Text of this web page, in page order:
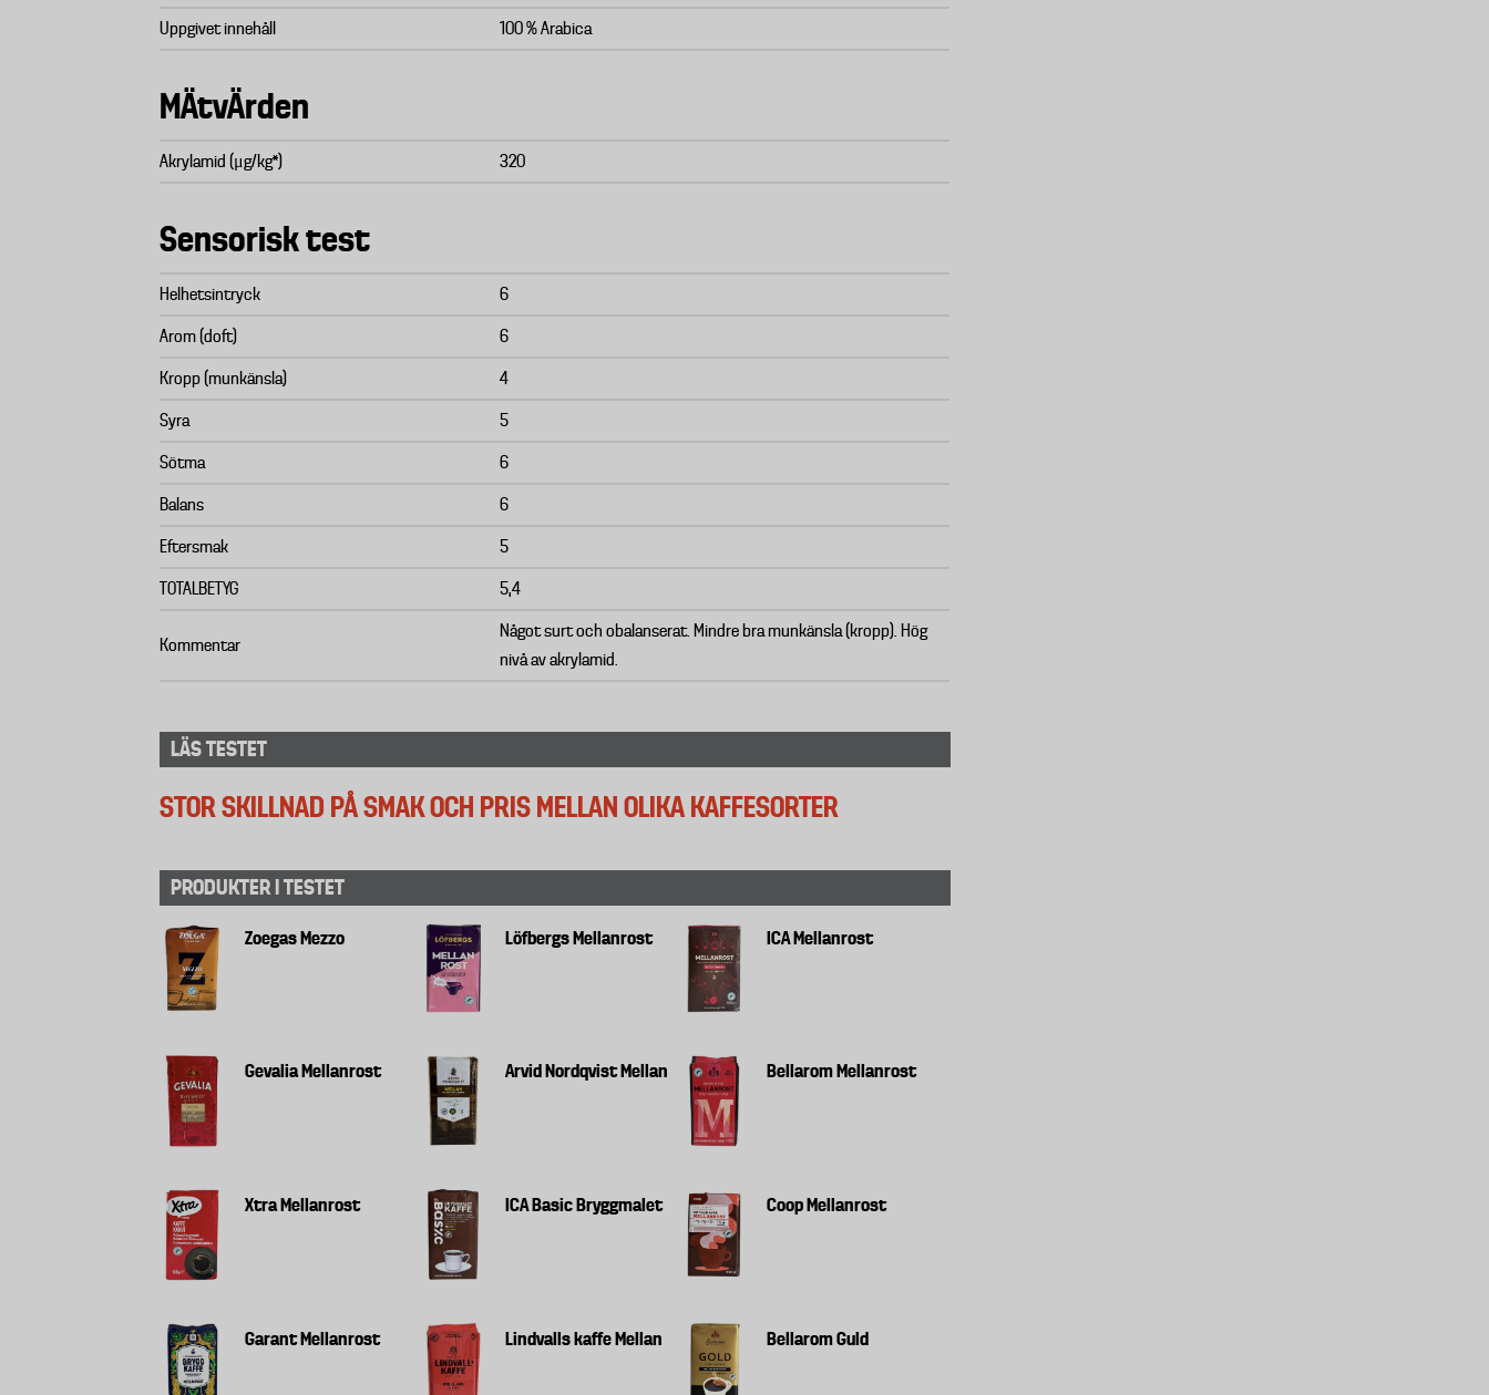
Uppgivet innehåll 100 % Arabica
MÄtvÄrden
Akrylamid (μg/kg*) 320
Sensorisk test
Helhetsintryck 6
Arom (doft) 6
Kropp (munkänsla) 4
Syra 5
Sötma 6
Balans 6
Eftersmak 5
TOTALBETYG 5,4
Kommentar
Något surt och obalanserat. Mindre bra munkänsla (kropp). Hög
nivå av akrylamid.
LÄS TESTET
STOR SKILLNAD PÅ SMAK OCH PRIS MELLAN OLIKA KAFFESORTER
PRODUKTER I TESTET
Zoegas Mezzo Löfbergs Mellanrost ICA Mellanrost
Gevalia Mellanrost Arvid Nordqvist Mellan Bellarom Mellanrost
Xtra Mellanrost ICA Basic Bryggmalet Coop Mellanrost
Garant Mellanrost Lindvalls kaffe Mellan Bellarom Guld